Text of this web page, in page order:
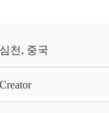
심천, 중국
Creator